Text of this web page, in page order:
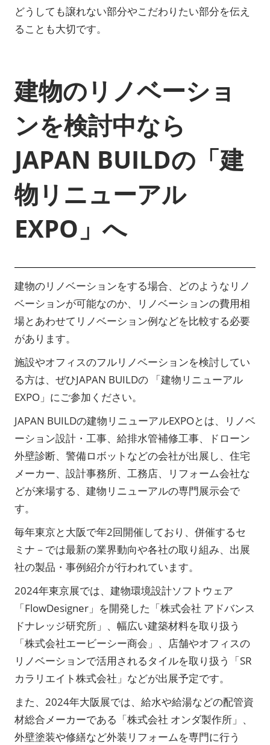
どうしても譲れない部分やこだわりたい部分を伝え
ることも大切です。
建物のリノベーショ
ンを検討中なら
JAPAN BUILDの「建
物リニューアル
EXPO」へ
建物のリノベーションをする場合、どのようなリノ
ベーションが可能なのか、リノベーションの費用相
場とあわせてリノベーション例などを比較する必要
があります。
施設やオフィスのフルリノベーションを検討してい
る方は、ぜひJAPAN BUILDの 「建物リニューアル
EXPO」にご参加ください。
JAPAN BUILDの建物リニューアルEXPOとは、リノベ
ーション設計・工事、給排水管補修工事、ドローン
外壁診断、警備ロボットなどの会社が出展し、住宅
メーカー、設計事務所、工務店、リフォーム会社な
どが来場する、建物リニューアルの専門展示会で
す。
毎年東京と大阪で年2回開催しており、併催するセ
ミナ－では最新の業界動向や各社の取り組み、出展
社の製品・事例紹介が行われています。
2024年東京展では、建物環境設計ソフトウェア
「FlowDesigner」を開発した「株式会社 アドバンス
ドナレッジ研究所」、幅広い建築材料を取り扱う
「株式会社エービーシー商会」、店舗やオフィスの
リノベーションで活用されるタイルを取り扱う「SR
カラリエイト株式会社」などが出展予定です。
また、2024年大阪展では、給水や給湯などの配管資
材総合メーカーである「株式会社 オンダ製作所」、
外壁塗装や修繕など外装リフォームを専門に行う